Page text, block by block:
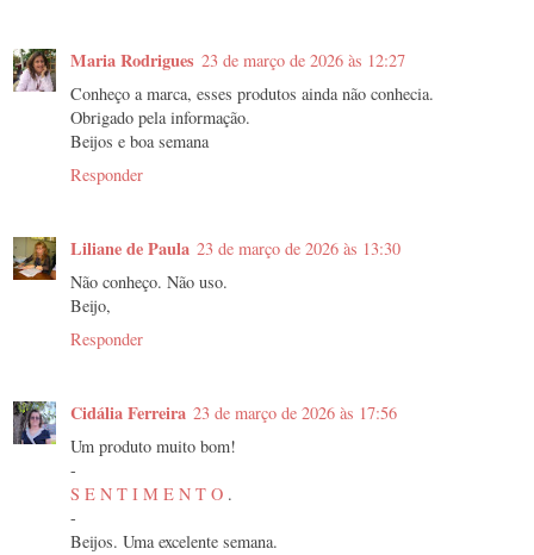
Maria Rodrigues 23 de março de 2026 às 12:27
Conheço a marca, esses produtos ainda não conhecia.
Obrigado pela informação.
Beijos e boa semana
Responder
Liliane de Paula 23 de março de 2026 às 13:30
Não conheço. Não uso.
Beijo,
Responder
Cidália Ferreira 23 de março de 2026 às 17:56
Um produto muito bom!
-
S E N T I M E N T O .
-
Beijos. Uma excelente semana.